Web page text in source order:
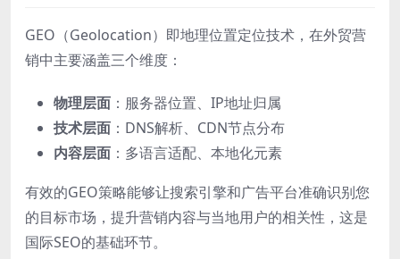
GEO（Geolocation）即地理位置定位技术，在外贸营
销中主要涵盖三个维度：
物理层面 ：服务器位置、IP地址归属
技术层面 ：DNS解析、CDN节点分布
内容层面 ：多语言适配、本地化元素
有效的GEO策略能够让搜索引擎和广告平台准确识别您
的目标市场，提升营销内容与当地用户的相关性，这是
国际SEO的基础环节。